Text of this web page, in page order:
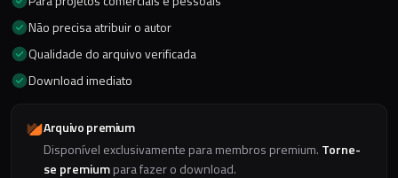
Não precisa atribuir o autor
Qualidade do arquivo verificada
Download imediato
Arquivo premium
Disponível exclusivamente para membros premium. Torne-
se premiumpara fazer o download.